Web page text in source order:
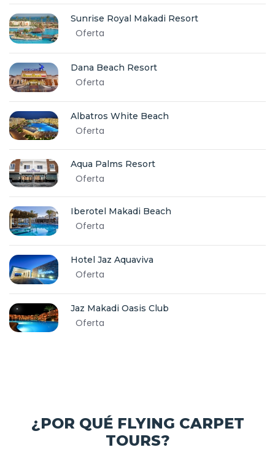
Sunrise Royal Makadi Resort
Oferta
Dana Beach Resort
Oferta
Albatros White Beach
Oferta
Aqua Palms Resort
Oferta
Iberotel Makadi Beach
Oferta
Hotel Jaz Aquaviva
Oferta
Jaz Makadi Oasis Club
Oferta
¿POR QUÉ FLYING CARPET
TOURS?